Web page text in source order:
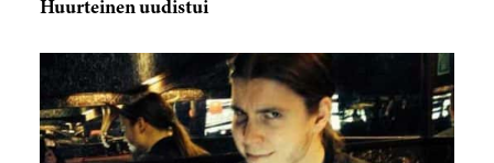
Huurteinen uudistui